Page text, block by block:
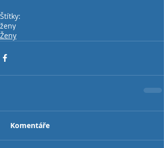
Štítky:
ženy
Ženy
Komentáře